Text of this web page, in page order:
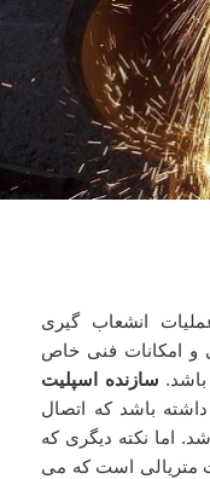
انشعاب گیری
و امکانات فنی خاص
سازنده اسپلیت
باشد که اتصال
اما نکته دیگری که
متریالی است که می